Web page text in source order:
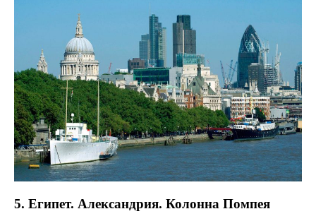
5. Египет. Александрия. Колонна Помпея